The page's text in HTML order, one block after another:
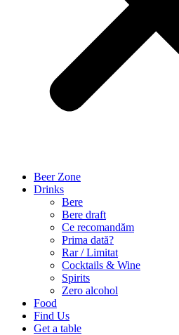
Beer Zone
Drinks
Bere
Bere draft
Ce recomandăm
Prima dată?
Rar / Limitat
Cocktails & Wine
Spirits
Zero alcohol
Food
Find Us
Get a table